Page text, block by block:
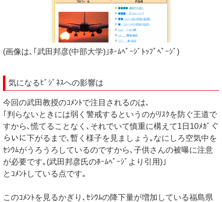
(画像は､｢武田邦彦(中部大学)｣ﾎｰﾑﾍﾟｰｼﾞﾄｯﾌﾟﾍﾟｰｼﾞ)
気になるﾋﾞｼﾞﾈｽへの影響は
今回の武田教授のｺﾒﾝﾄで注目されるのは､
｢判らないときには弱く警戒するというのがﾘｽｸを防ぐ王道で
すから､慌てることなく､それでいて慎重に構えて1日10ﾒｶﾞぐ
らいに下がるまで､暫く様子を見ましょう｡なにしろ空気中を
ｾｼｳﾑがうろうろしているのですから､子供さんの被曝に注意
が必要です｡(武田邦彦氏のﾎｰﾑﾍﾟｰｼﾞより引用)｣
とｺﾒﾝﾄしている点です｡
このｺﾒﾝﾄを見るかぎり､ｾｼｳﾑの降下量が増加している福島県